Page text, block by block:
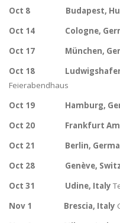
Oct 8 Budapest,
Oct 14 Cologne,
Oct 17 München,
Oct 18 Ludwigshafen
Feierabendhaus
Oct 19
Hamburg,
Oct 20 Frankfurt
Oct 21 Berlin,
Oct 28 Genève,
Oct 31
Udine, Italy
Nov 1
Brescia, Italy